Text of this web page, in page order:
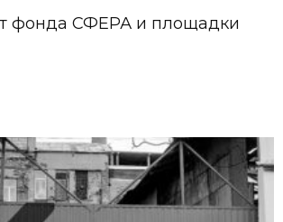
фонда СФЕРА и площадки